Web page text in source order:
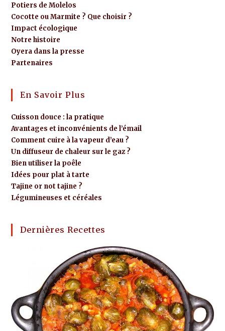
Potiers de Molelos
Cocotte ou Marmite ? Que choisir ?
Impact écologique
Notre histoire
Oyera dans la presse
Partenaires
En Savoir Plus
Cuisson douce : la pratique
Avantages et inconvénients de l’émail
Comment cuire à la vapeur d’eau ?
Un diffuseur de chaleur sur le gaz ?
Bien utiliser la poêle
Idées pour plat à tarte
Tajine or not tajine ?
Légumineuses et céréales
Dernières Recettes